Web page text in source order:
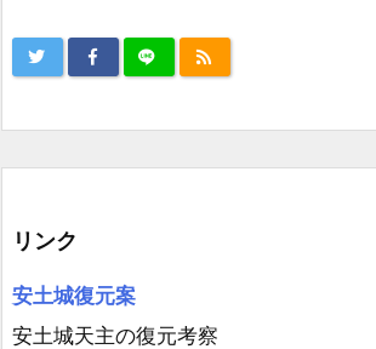
リンク
安土城復元案
安土城天主の復元考察